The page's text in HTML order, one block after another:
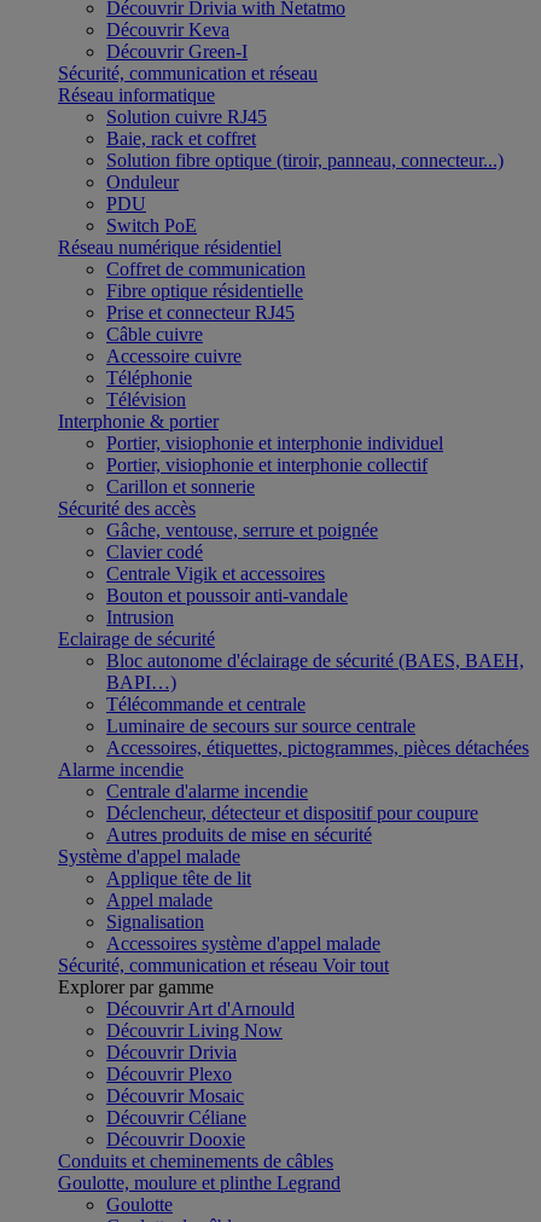
Découvrir Drivia with Netatmo
Découvrir Keva
Découvrir Green-I
Sécurité, communication et réseau
Réseau informatique
Solution cuivre RJ45
Baie, rack et coffret
Solution fibre optique (tiroir, panneau, connecteur...)
Onduleur
PDU
Switch PoE
Réseau numérique résidentiel
Coffret de communication
Fibre optique résidentielle
Prise et connecteur RJ45
Câble cuivre
Accessoire cuivre
Téléphonie
Télévision
Interphonie & portier
Portier, visiophonie et interphonie individuel
Portier, visiophonie et interphonie collectif
Carillon et sonnerie
Sécurité des accès
Gâche, ventouse, serrure et poignée
Clavier codé
Centrale Vigik et accessoires
Bouton et poussoir anti-vandale
Intrusion
Eclairage de sécurité
Bloc autonome d'éclairage de sécurité (BAES, BAEH,
BAPI…)
Télécommande et centrale
Luminaire de secours sur source centrale
Accessoires, étiquettes, pictogrammes, pièces détachées
Alarme incendie
Centrale d'alarme incendie
Déclencheur, détecteur et dispositif pour coupure
Autres produits de mise en sécurité
Système d'appel malade
Applique tête de lit
Appel malade
Signalisation
Accessoires système d'appel malade
Sécurité, communication et réseau Voir tout
Explorer par gamme
Découvrir Art d'Arnould
Découvrir Living Now
Découvrir Drivia
Découvrir Plexo
Découvrir Mosaic
Découvrir Céliane
Découvrir Dooxie
Conduits et cheminements de câbles
Goulotte, moulure et plinthe Legrand
Goulotte